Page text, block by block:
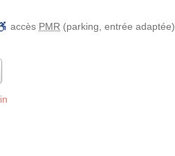
accès PMR (parking, entrée adaptée)